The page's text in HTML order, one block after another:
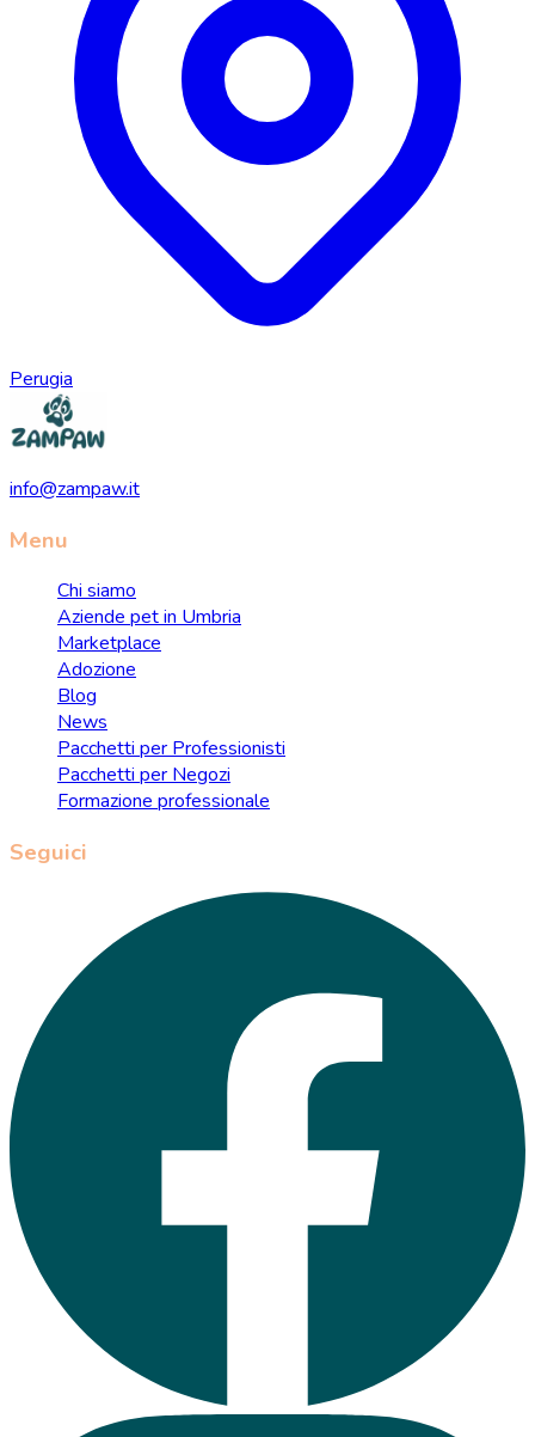
Perugia
info@zampaw.it
Menu
Chi siamo
Aziende pet in Umbria
Marketplace
Adozione
Blog
News
Pacchetti per Professionisti
Pacchetti per Negozi
Formazione professionale
Seguici